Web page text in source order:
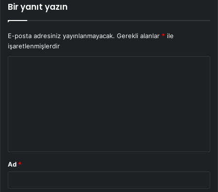
Bir yanıt yazın
E-posta adresiniz yayınlanmayacak. Gerekli alanlar * ile
işaretlenmişlerdir
Ad *